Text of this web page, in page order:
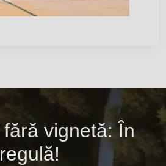
vignetă: În
regulă!